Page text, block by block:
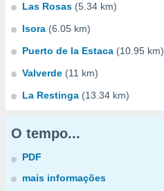
Las Rosas (5.34 km)
Isora (6.05 km)
Puerto de la Estaca (10.95 km)
Valverde (11 km)
La Restinga (13.34 km)
O tempo...
PDF
mais informações